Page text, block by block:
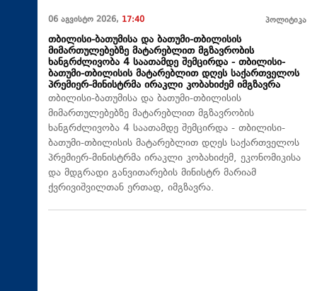
06 აგვისტო 2026, 17:40 პოლიტიკა
თბილისი-ბათუმისა და ბათუმი-თბილისის
მიმართულებებზე მატარებლით მგზავრობის
ხანგრძლივობა 4 საათამდე შემცირდა - თბილისი-
ბათუმი-თბილისის მატარებლით დღეს საქართველოს
პრემიერ-მინისტრმა ირაკლი კობახიძემ იმგზავრა
თბილისი-ბათუმისა და ბათუმი-თბილისის
მიმართულებებზე მატარებლით მგზავრობის
ხანგრძლივობა 4 საათამდე შემცირდა - თბილისი-
ბათუმი-თბილისის მატარებლით დღეს საქართველოს
პრემიერ-მინისტრმა ირაკლი კობახიძემ, ეკონომიკისა
და მდგრადი განვითარების მინისტრ მარიამ
ქვრივიშვილთან ერთად, იმგზავრა.